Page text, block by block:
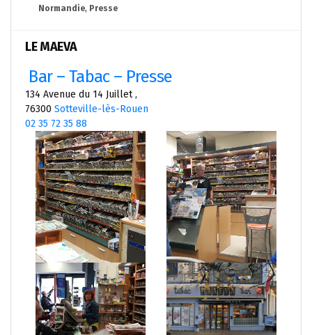
Normandie, Presse
LE MAEVA
Bar – Tabac – Presse
134 Avenue du 14 Juillet ,
76300 Sotteville-lès-Rouen
02 35 72 35 88